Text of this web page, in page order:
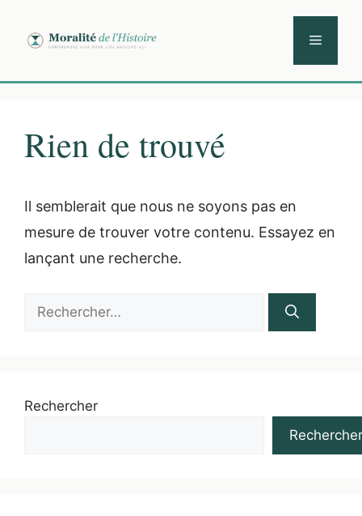
contenu
Menu
Rien de trouvé
Il semblerait que nous ne soyons pas en
mesure de trouver votre contenu. Essayez en
lançant une recherche.
Rechercher :
Rechercher
Rechercher